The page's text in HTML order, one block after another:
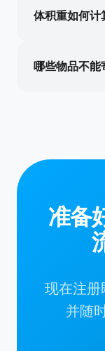
体积重如何计
哪些物品不能
准备
现在注册
并随